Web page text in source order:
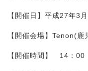
【開催日】平成27年3
【開催会場】Tenon(鹿
【開催時間】 14：00